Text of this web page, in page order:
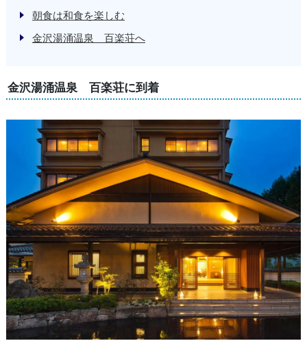
朝食は和食を楽しむ
金沢湯涌温泉 百楽荘へ
金沢湯涌温泉 百楽荘に到着